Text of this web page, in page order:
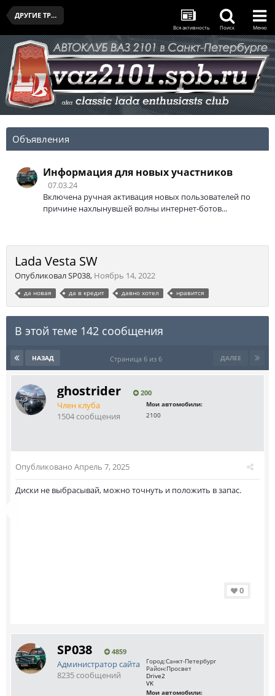
ДРУГИЕ ТРАНСПОРТНЫЕ СРЕДСТВА УЧАСТНИКОВ КЛУБА
Вся активность Поиск Меню
Объявления
Информация для новых участников
07.03.24
Включена ручная активация новых пользователей по
причине нахлынувшей волны интернет-ботов...
Lada Vesta SW
ОпубликовалSP038, Ноябрь 14, 2022
да новая да в кредит давно хотел нравится
В этой теме 142 сообщения
НАЗАД ДАЛЕЕ
Страница 6 из 6
ghostrider 200
Член клуба
1504 сообщения
Мои автомобили:
2100
Опубликовано Апрель 7, 2025
Диски не выбрасывай, можно точнуть и положить в запас.
0
SP038 4859
Администратор сайта
8235 сообщений
Город:Санкт-Петербург
Район:Просвет
Drive2
VK
Мои автомобили: